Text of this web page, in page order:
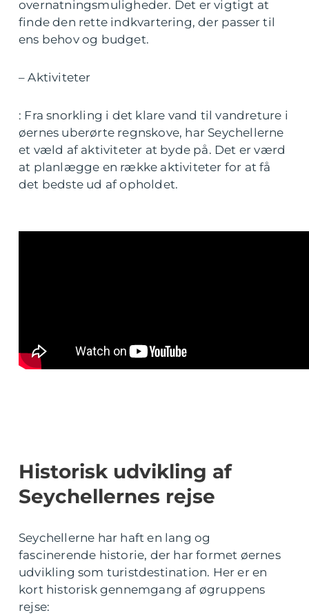
overnatningsmuligheder. Det er vigtigt at
finde den rette indkvartering, der passer til
ens behov og budget.
– Aktiviteter
: Fra snorkling i det klare vand til vandreture i
øernes uberørte regnskove, har Seychellerne
et væld af aktiviteter at byde på. Det er værd
at planlægge en række aktiviteter for at få
det bedste ud af opholdet.
Historisk udvikling af
Seychellernes rejse
Seychellerne har haft en lang og
fascinerende historie, der har formet øernes
udvikling som turistdestination. Her er en
kort historisk gennemgang af øgruppens
rejse: